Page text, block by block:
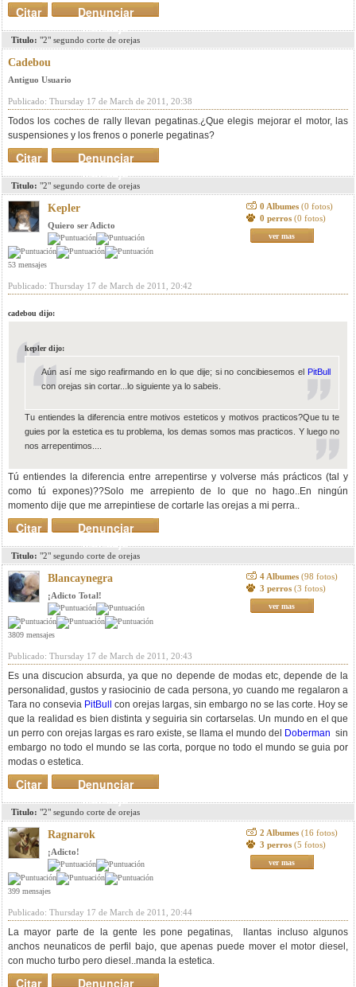
Denunciar
mensaje
Citar
Titulo: "2" segundo corte de orejas
Cadebou
Antiguo Usuario
Publicado: Thursday 17 de March de 2011, 20:38
Todos los coches de rally llevan pegatinas.¿Que elegis mejorar el motor, las
suspensiones y los frenos o ponerle pegatinas?
Denunciar
mensaje
Citar
Titulo: "2" segundo corte de orejas
Kepler
Quiero ser Adicto
53 mensajes
0 Albumes (0 fotos)
0 perros (0 fotos)
ver mas
Publicado: Thursday 17 de March de 2011, 20:42
cadebou dijo:
kepler dijo:
Aún así me sigo reafirmando en lo que dije; si no concibiesemos el PitBull
con orejas sin cortar...lo siguiente ya lo sabeis.
Tu entiendes la diferencia entre motivos esteticos y motivos practicos?Que tu te
guies por la estetica es tu problema, los demas somos mas practicos. Y luego no
nos arrepentimos....
Tú entiendes la diferencia entre arrepentirse y volverse más prácticos (tal y
como tú expones)??Solo me arrepiento de lo que no hago..En ningún
momento dije que me arrepintiese de cortarle las orejas a mi perra..
Denunciar
mensaje
Citar
Titulo: "2" segundo corte de orejas
Blancaynegra
¡Adicto Total!
3809 mensajes
4 Albumes (98 fotos)
3 perros (3 fotos)
ver mas
Publicado: Thursday 17 de March de 2011, 20:43
Es una discucion absurda, ya que no depende de modas etc, depende de la
personalidad, gustos y rasiocinio de cada persona, yo cuando me regalaron a
Tara no consevia PitBull
con orejas largas, sin embargo no se las corte. Hoy se
que la realidad es bien distinta y seguiria sin cortarselas. Un mundo en el que
un perro con orejas largas es raro existe, se llama el mundo del
Doberman sin
embargo no todo el mundo se las corta, porque no todo el mundo se guia por
modas o estetica.
Denunciar
mensaje
Citar
Titulo: "2" segundo corte de orejas
Ragnarok
¡Adicto!
399 mensajes
2 Albumes (16 fotos)
3 perros (5 fotos)
ver mas
Publicado: Thursday 17 de March de 2011, 20:44
La mayor parte de la gente les pone pegatinas, llantas incluso algunos
anchos neunaticos de perfil bajo, que apenas puede mover el motor diesel,
con mucho turbo pero diesel..manda la estetica.
Denunciar
Citar